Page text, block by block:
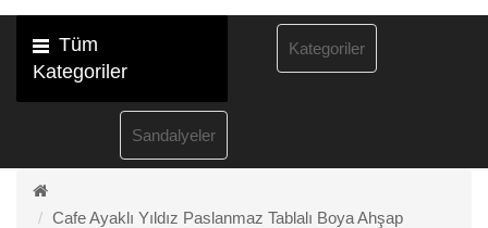
Tüm
Kategoriler
Sandalyeler
Kategoriler
Cafe Ayaklı Yıldız Paslanmaz Tablalı Boya Ahşap